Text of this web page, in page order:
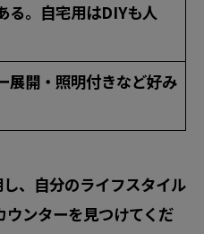
る。自宅用はDIYも人
展開・照明付きなど好み
、自分のライフスタイル
ンターを見つけてくだ